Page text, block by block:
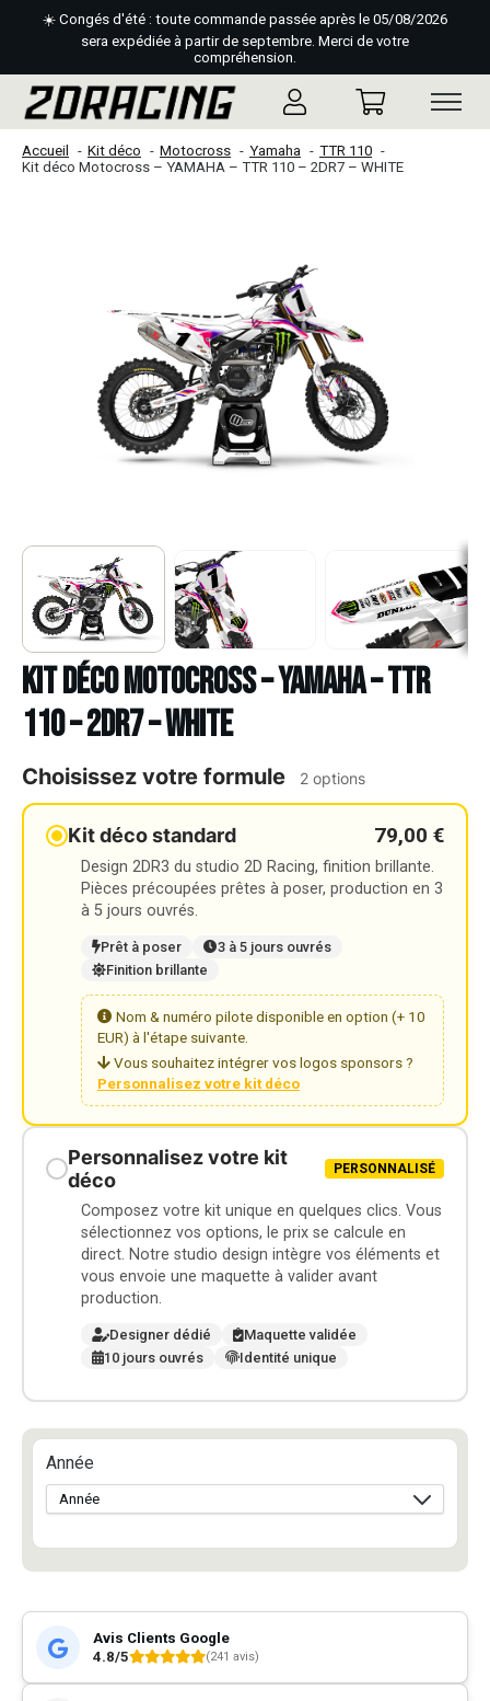
☀️ Congés d'été : toute commande passée après le 05/08/2026
sera expédiée à partir de septembre. Merci de votre
compréhension.
Accueil Kit déco Motocross Yamaha
TTR 110
Kit déco Motocross – YAMAHA – TTR 110 – 2DR7 – WHITE
Kit déco Motocross – YAMAHA – TTR
110 – 2DR7 – WHITE
Choisissez votre formule 2 options
Kit déco standard 79,00 €
Design 2DR3 du studio 2D Racing, finition brillante.
Pièces précoupées prêtes à poser, production en 3
à 5 jours ouvrés.
Prêt à poser
3 à 5 jours ouvrés
Finition brillante
Nom & numéro pilote disponible en option (+ 10
EUR) à l'étape suivante.
Vous souhaitez intégrer vos logos sponsors ?
Personnalisez votre kit déco
Personnalisez votre kit
déco
PERSONNALISÉ
Composez votre kit unique en quelques clics. Vous
sélectionnez vos options, le prix se calcule en
direct. Notre studio design intègre vos éléments et
vous envoie une maquette à valider avant
production.
Designer dédié
Maquette validée
10 jours ouvrés
Identité unique
Année
Avis Clients Google
4.8/5
(241 avis)